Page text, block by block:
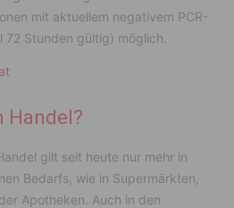
mit aktuellem negativem PCR-
72 Stunden gültig) möglich.
Handel?
gilt seit heute nur mehr in
Bedarfs, wie in Supermärkten,
Apotheken. Auch in den